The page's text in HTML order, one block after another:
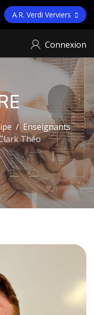
A.R. Verdi Verviers
Connexion
Enseignants
Théo